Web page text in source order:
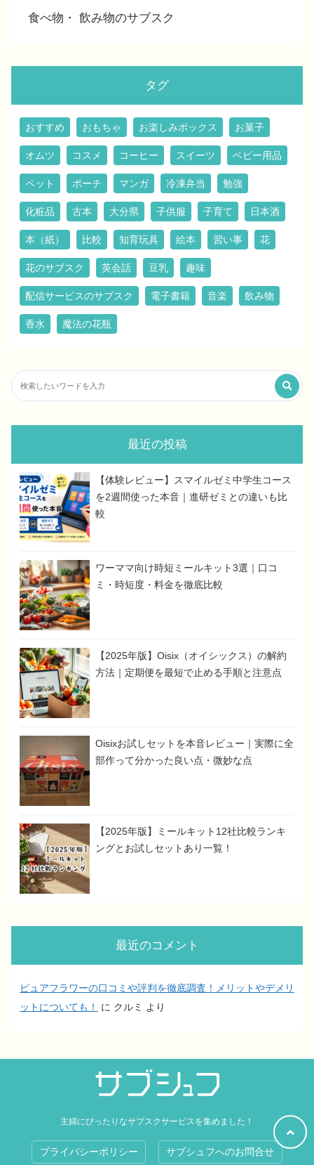
食べ物・ 飲み物のサブスク
タグ
おすすめ おもちゃ お楽しみボックス お菓子
オムツ コスメ コーヒー スイーツ ベビー用品
ペット ポーチ マンガ 冷凍弁当 勉強
化粧品 古本 大分県 子供服 子育て 日本酒
本（紙） 比較 知育玩具 絵本 習い事 花
花のサブスク 英会話 豆乳 趣味
配信サービスのサブスク 電子書籍 音楽 飲み物
香水 魔法の花瓶
最近の投稿
【体験レビュー】スマイルゼミ中学生コース
を2週間使った本音｜進研ゼミとの違いも比
較
ワーママ向け時短ミールキット3選｜口コ
ミ・時短度・料金を徹底比較
【2025年版】Oisix（オイシックス）の解約
方法｜定期便を最短で止める手順と注意点
Oisixお試しセットを本音レビュー｜実際に全
部作って分かった良い点・微妙な点
【2025年版】ミールキット12社比較ランキ
ングとお試しセットあり一覧！
最近のコメント
ピュアフラワーの口コミや評判を徹底調査！メリットやデメリ
ットについても！
に クルミ より
主婦にぴったりなサブスクサービスを集めました！
プライバシーポリシー サブシュフへのお問合せ